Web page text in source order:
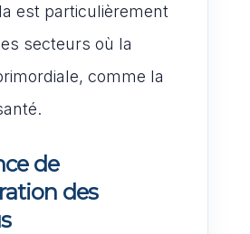
est particulièrement
secteurs où la
comme la
de
des